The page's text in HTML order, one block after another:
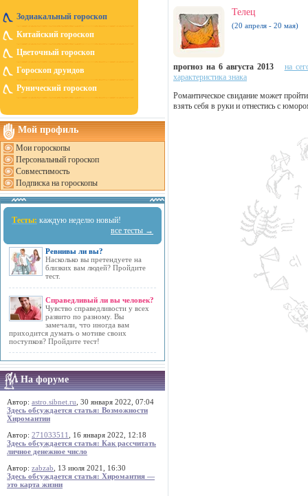
Зодиакальный гороскоп
Китайский гороскоп
Цветочный гороскоп
Гороскоп друидов
Рунический гороскоп
Мой профиль
Мои гороскопы
Персональный гороскоп
Совместимость
Подписка на гороскопы
Тесты: каждую неделю новый!
все тесты →
Ревнивы ли вы?
Насколько вы претендуете на
близких вам людей? Пройдите
тест.
Справедливый ли вы человек?
Чувство справедливости у всех
развито по разному. Вы
замечали, что иногда вам
приходится думать о мотиве своих
поступков? Пройдите тест!
На форуме
Автор: astro.sibnet.ru , 30 января 2022, 07:04
Здесь обсуждается статья: Возможности
Хиромантии
Автор: 271033511
, 16 января 2022, 12:18
Здесь обсуждается статья: Как рассчитать
личное денежное число
Автор: zabzab , 13 июля 2021, 16:30
Здесь обсуждается статья: Хиромантия —
это карта жизни
Телец
(20 апреля - 20 мая)
прогноз на 6 августа 2013
на
характеристика знака
Романтическое свидание может
взять себя в руки и отнестись с